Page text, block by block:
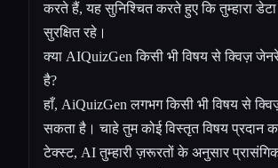
करते हैं, यह सुनिश्चित करते हुए कि तुम्हारा
सुरक्षित रहे।
क्या AIQuizGen किसी भी विषय से क्विज़
है?
हाँ, AiQuizGen लगभग किसी भी विषय से
सकता है। चाहे तुम कोई विस्तृत विषय प्रदान
टेक्स्ट, AI तुम्हारी ज़रूरतों के अनुसार